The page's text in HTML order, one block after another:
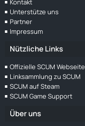
Kontakt
Unterstütze uns
Partner
Impressum
Nützliche Links
Offizielle SCUM Webseite
Linksammlung zu SCUM
SCUM auf Steam
SCUM Game Support
Über uns